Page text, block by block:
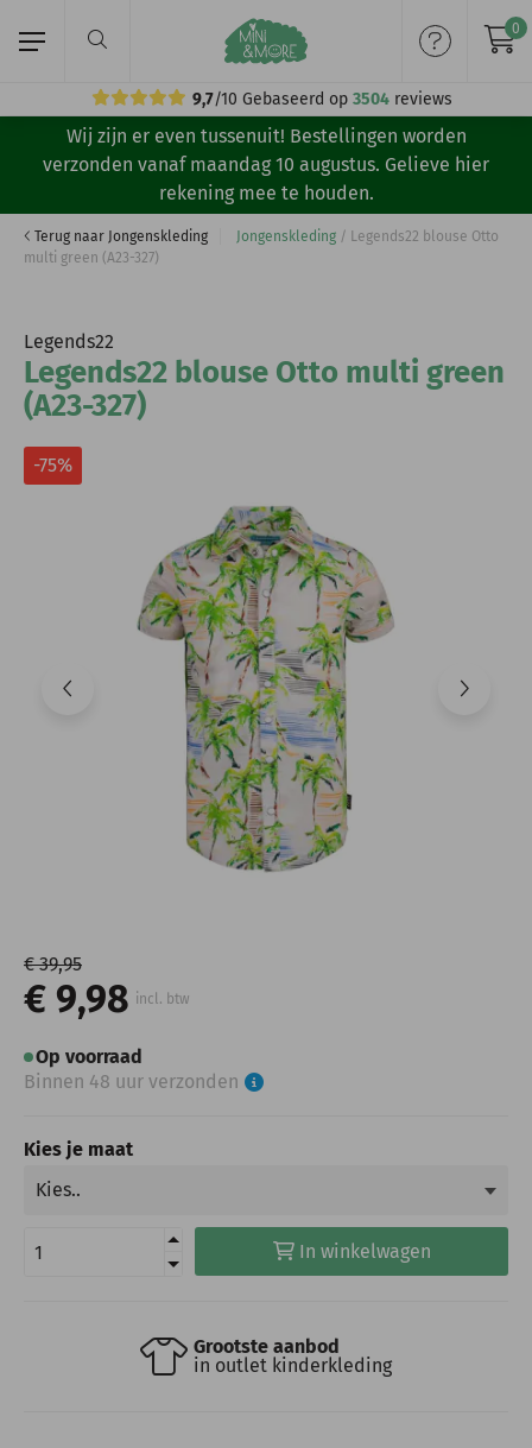
9,7/10 Gebaseerd op 3504 reviews
0
Home
Meisjeskleding
Jongenskleding
Volg ons:
Wij zijn er even tussenuit! Bestellingen worden
verzonden vanaf maandag 10 augustus. Gelieve hier
rekening mee te houden.
Terug naar Jongenskleding Jongenskleding / Legends22 blouse Otto
multi green (A23-327)
Legends22
Legends22 blouse Otto multi green
(A23-327)
-75%
€ 39,95
€ 9,98 incl. btw
Op voorraad
Binnen 48 uur verzonden
Kies je maat
In winkelwagen
Grootste aanbod
in outlet kinderkleding